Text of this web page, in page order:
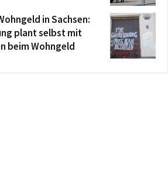
in Sachsen:
plant selbst mit
beim Wohngeld